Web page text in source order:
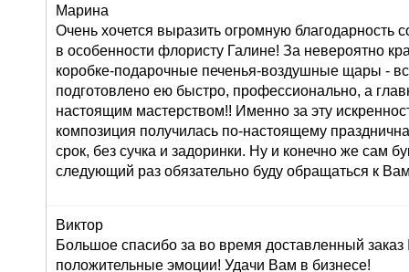
Марина
Очень хочется выразить огромную благодарность
в особенности флористу Галине! За невероятно
коробке-подарочные печенья-воздушные щары -
подготовлено ею быстро, профессионально, а
настоящим мастерством!! Именно за эту
композиция получилась по-настоящему
срок, без сучка и задоринки. Ну и конечно же сам
следующий раз обязательно буду обращаться к
Виктор
Большое спасибо за во время доставленный
положительные эмоции! Удачи Вам в бизнесе!